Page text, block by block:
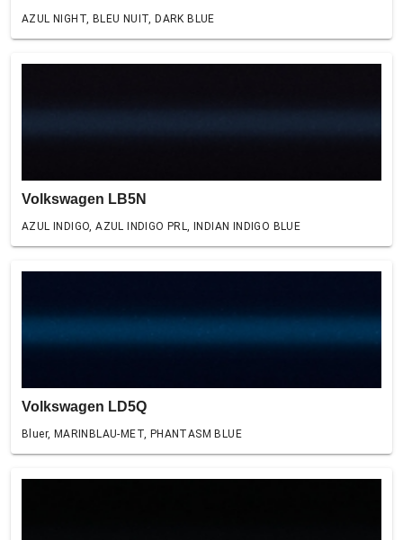
AZUL NIGHT, BLEU NUIT, DARK BLUE
Volkswagen LB5N
AZUL INDIGO, AZUL INDIGO PRL, INDIAN INDIGO BLUE
Volkswagen LD5Q
Bluer, MARINBLAU-MET, PHANTASM BLUE